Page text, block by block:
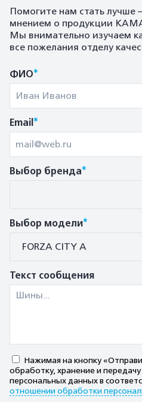
Помогите нам стать лучше
мнением о продукции
Мы внимательно изучаем
все пожелания отделу
ФИО*
Email*
Выбор бренда*
Выбор модели*
FORZA CITY A
Текст сообщения
Нажимая на кнопку
обработку, хранение и
персональных данных в
отношении обработки